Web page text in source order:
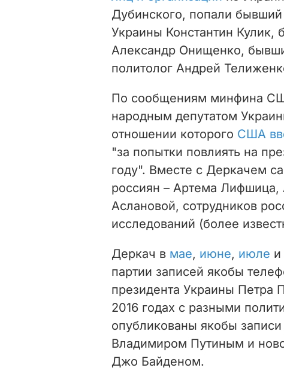
Дубинского, попали
Украины Константин Кулик,
Александр Онищенко,
политолог Андрей
По сообщениям минфина
народным депутатом
отношении которого США
"за попытки повлиять на
году". Вместе с Деркачем
россиян – Артема
Аслановой, сотрудников
исследований (более
Деркач в мае, июне, июле и
партии записей якобы
президента Украины Петра
2016 годах с разными
опубликованы якобы
Владимиром Путиным и
Джо Байденом.